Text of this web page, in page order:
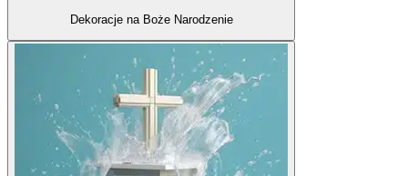
Dekoracje na Boże Narodzenie